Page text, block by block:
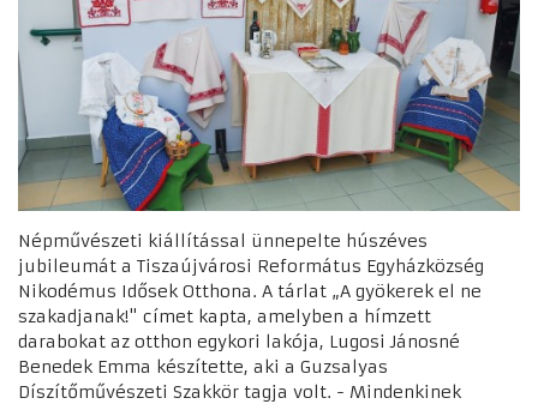
Népművészeti kiállítással ünnepelte húszéves
jubileumát a Tiszaújvárosi Református Egyházközség
Nikodémus Idősek Otthona. A tárlat „A gyökerek el ne
szakadjanak!" címet kapta, amelyben a hímzett
darabokat az otthon egykori lakója, Lugosi Jánosné
Benedek Emma készítette, aki a Guzsalyas
Díszítőművészeti Szakkör tagja volt. - Mindenkinek